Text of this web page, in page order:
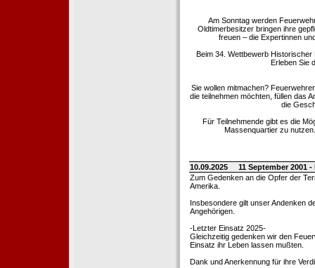
Am Sonntag werden
Oldtimerbesitzer bringen ihre
freuen – die Expertinnen
Beim 34. Wettbewerb
Erleben Sie
Sie wollen mitmachen?
die teilnehmen möchten, füllen das
die
Für Teilnehmende gibt es die
Massenquartier zu
10.09.2025
11 September 2001
Zum Gedenken an die Opfer der
Amerika.
Insbesondere gilt unser Andenken
Angehörigen.
-Letzter Einsatz 2025-
Gleichzeitig gedenken wir den
Einsatz ihr Leben lassen mußten.
Dank und Anerkennung für ihre